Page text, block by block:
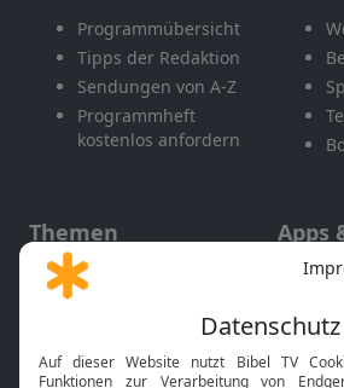
Programmübersicht
Tipps der Redaktion
Sendungen von A-Z
Programmheft
kostenlos anfordern
Themen
Gott und Bibel erklärt
Neuigkeiten
Apps